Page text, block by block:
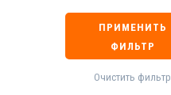
ПРИМЕНИТЬ
ФИЛЬТР
Очистить фильтр